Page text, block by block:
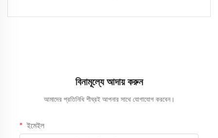
বিনামূল্যে আদায় করুন
আমাদের প্রতিনিধি শীঘ্রই আপনার সাথে যোগাযোগ করবেন।
ইমেইল